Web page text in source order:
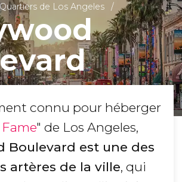
de Los Angeles
connu pour héberger
" de Los Angeles,
Boulevard est une des
artères de la ville, qui